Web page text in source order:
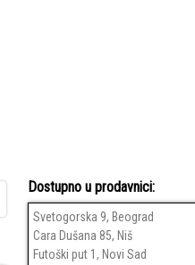
Dostupno u prodavnici:
Svetogorska 9, Beograd
Cara Dušana 85, Niš
Futoški put 1, Novi Sad